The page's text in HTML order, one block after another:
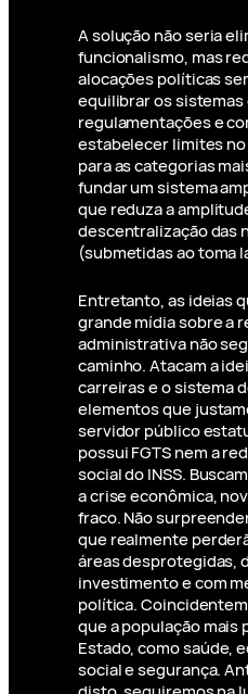
A solução não seria
funcionalismo, mas
alocações políticas
equilibrar os
regulamentações e
estabelecer limites
para as categorias
fundar um sistema
que reduza a
descentralização das
(submetidas ao toma
Entretanto, as ideias
grande mídia sobre a
administrativa não
caminho. Atacam a
carreiras e o sistema
elementos que
servidor público
possui FGTS nem a
social do INSS.
a crise econômica,
fraco. Não
que realmente
áreas desprotegidas,
investimento e com
política.
que a população mais
Estado, como saúde,
social e segurança.